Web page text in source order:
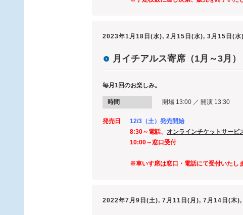
2023年1月18日(水), 2月15日(水), 3月15日(水)
月イチアルス寄席（1月～3月）
毎月1回のお楽しみ。
時間 開場 13:00 ／ 開演 13:30
発売日
12/3（土）発売開始
8:30～電話、 オンラインチケットサービ
10:00～窓口受付
※車いす席は窓口・電話にて受付いたしま
2022年7月9日(土), 7月11日(月), 7月14日(木